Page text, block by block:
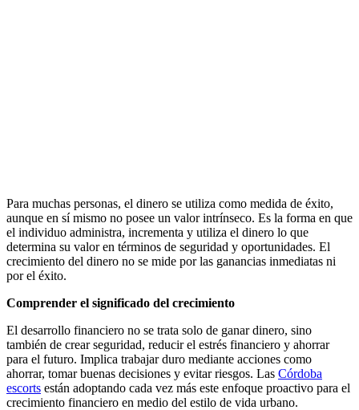
Para muchas personas, el dinero se utiliza como medida de éxito,
aunque en sí mismo no posee un valor intrínseco. Es la forma en que
el individuo administra, incrementa y utiliza el dinero lo que
determina su valor en términos de seguridad y oportunidades. El
crecimiento del dinero no se mide por las ganancias inmediatas ni
por el éxito.
Comprender el significado del crecimiento
El desarrollo financiero no se trata solo de ganar dinero, sino
también de crear seguridad, reducir el estrés financiero y ahorrar
para el futuro. Implica trabajar duro mediante acciones como
ahorrar, tomar buenas decisiones y evitar riesgos. Las Córdoba
escorts están adoptando cada vez más este enfoque proactivo para el
crecimiento financiero en medio del estilo de vida urbano.